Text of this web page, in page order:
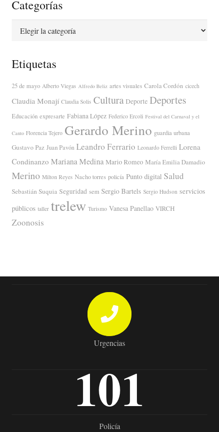
Categorías
Etiquetas
25 de mayo Alberto Viegas Alfredo Beliz artes visuales Carola Cordón cicech
Claudia Monají Claudia Solis Cultura Deporte Deportes
Educación expresarte Fabiana López Federico Ercoli Festival del Carnaval y el
Canto Florencia Tejero Gerardo Merino guardia urbana
Gustavo Paz Juan Pavón Leandro Ferrario Leonardo Ferrelli Lorena
Condinanzo Mariana Medina Mario Romeo María Emilia Damadio
Merino Milton Reyes Nacho torres policía Punto digital Salud
Sebastián Suquia Seguridad sem Sergio Bartels Sergio Hudson servicios
públicos taller trelew Turismo Vanesa Panellao VIRCH
Zoonosis
Urgencias
101
Policía